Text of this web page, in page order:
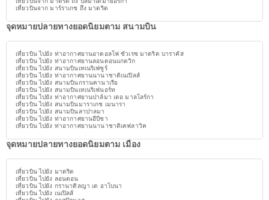
เที่ยวบินจาก มาร์ราเกช ถึง มาดริด
จุดหมายปลายทางยอดนิยมตาม สนามบิน
เที่ยวบิน ไปยัง ท่าอากาศยานอาดอลโฟ ซัวเรซ มาดริด บาราคัส
เที่ยวบิน ไปยัง ท่าอากาศยานลอนดอนแกตวิก
เที่ยวบิน ไปยัง สนามบินเทเนริเฟซูร์
เที่ยวบิน ไปยัง ท่าอากาศยานนานาชาติเนเปิลส์
เที่ยวบิน ไปยัง สนามบินกรานคานาเรีย
เที่ยวบิน ไปยัง สนามบินเทเนริเฟนอร์ท
เที่ยวบิน ไปยัง ท่าอากาศยานปาล์มา เดอ มาลโลร์กา
เที่ยวบิน ไปยัง สนามบินมาราเกช เมนารา
เที่ยวบิน ไปยัง สนามบินลาปาลมา
เที่ยวบิน ไปยัง ท่าอากาศยานอีบีซา
เที่ยวบิน ไปยัง ท่าอากาศยานนานาชาติเคฟลาวิค
จุดหมายปลายทางยอดนิยมตาม เมือง
เที่ยวบิน ไปยัง มาดริด
เที่ยวบิน ไปยัง ลอนดอน
เที่ยวบิน ไปยัง กรานาดิลญา เด อาโบนา
เที่ยวบิน ไปยัง เนเปิลส์